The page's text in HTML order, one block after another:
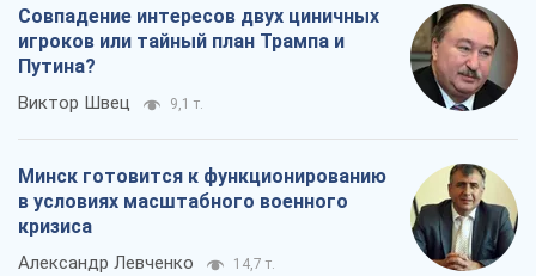
Совпадение интересов двух циничных
игроков или тайный план Трампа и
Путина?
Виктор Швец 9,1 т.
Минск готовится к функционированию
в условиях масштабного военного
кризиса
Александр Левченко 14,7 т.